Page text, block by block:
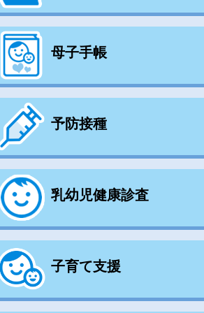
母子手帳
予防接種
乳幼児健康診査
子育て支援